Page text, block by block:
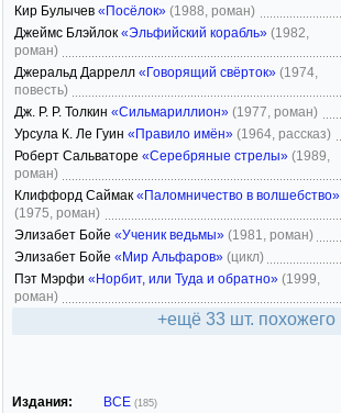
Кир Булычев «Посёлок» (1988, роман)
Джеймс Блэйлок «Эльфийский корабль» (1982,
роман)
Джеральд Даррелл «Говорящий свёрток» (1974,
повесть)
Дж. Р. Р. Толкин «Сильмариллион» (1977, роман)
Урсула К. Ле Гуин «Правило имён» (1964, рассказ)
Роберт Сальваторе «Серебряные стрелы» (1989,
роман)
Клиффорд Саймак «Паломничество в волшебство»
(1975, роман)
Элизабет Бойе «Ученик ведьмы» (1981, роман)
Элизабет Бойе «Мир Альфаров» (цикл)
Пэт Мэрфи «Норбит, или Туда и обратно» (1999,
роман)
+ещё 33 шт. похожего
Издания: ВСЕ (185)